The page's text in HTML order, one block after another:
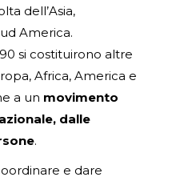
dell’Asia,
America.
si costituirono altre
Africa, America e
a un movimento
dalle
.
e dare